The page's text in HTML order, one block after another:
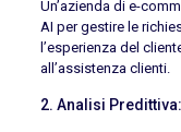
Un’azienda di e-
AI per gestire le
l’esperienza del
all’assistenza clienti.
2. Analisi